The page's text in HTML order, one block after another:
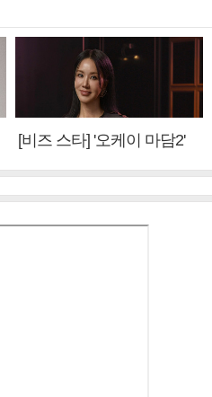
[비즈 스타] '오케이 마담2'